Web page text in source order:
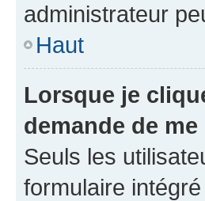
administrateur
Haut
Lorsque je
demande de
Seuls les
formulaire